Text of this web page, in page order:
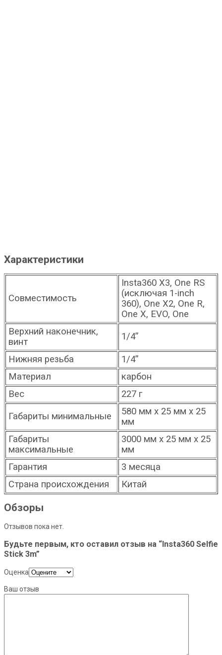
Характеристики
Совместимость
Insta360 X3, One RS
(исключая 1-inch
360), One X2, One R,
One X, EVO, One
Верхний наконечник,
винт
1/4”
Нижняя резьба
1/4”
Материал
карбон
Вес
227 г
Габариты минимальные
580 мм x 25 мм x 25
мм
Габариты
максимальные
3000 мм x 25 мм x 25
мм
Гарантия
3 месяца
Страна происхождения
Китай
Обзоры
Отзывов пока нет.
Будьте первым, кто оставил отзыв на “Insta360 Selfie
Stick 3m”
Оценка
Ваш отзыв